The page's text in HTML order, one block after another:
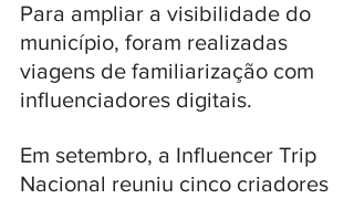
Para ampliar a visibilidade do
município, foram realizadas
viagens de familiarização com
influenciadores digitais.
Em setembro, a Influencer Trip
Nacional reuniu cinco criadores